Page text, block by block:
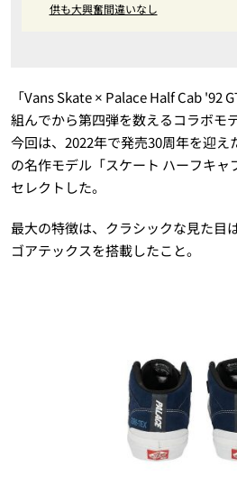
供も大興奮間違いなし
「Vans Skate × Palace Half Cab '92
組んでから第四弾を数えるコラボモデ
今回は、2022年で発売30周年を迎え
の名作モデル「スケート ハーフキャ
セレクトした。
最大の特徴は、クラシックな見た目
ゴアテックスを搭載したこと。